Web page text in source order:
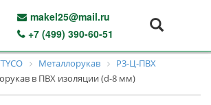
makel25@mail.ru
+7 (499) 390-60-51
Металлорукав
Р3-Ц-ПВХ
в ПВХ изоляции (d-8 мм)